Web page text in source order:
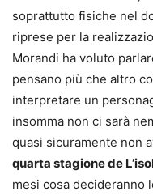
soprattutto fisiche nel
riprese per la
Morandi ha voluto
pensano più che altro
interpretare un
insomma non ci sarà
quasi sicuramente non
quarta stagione de
mesi cosa decideranno